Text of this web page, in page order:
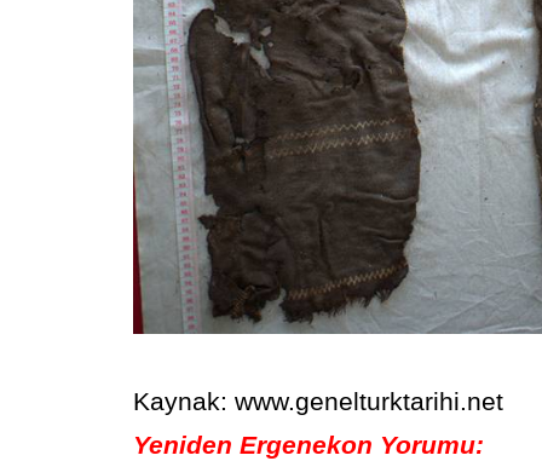
Kaynak: www.genelturktarihi.net
Yeniden Ergenekon Yorumu: